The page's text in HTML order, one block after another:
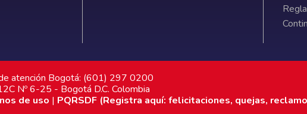
atención Bogotá: (601) 297 0200
Nº 6-25 - Bogotá D.C. Colombia
de uso | PQRSDF (Registra aquí: felicitaciones, quejas,